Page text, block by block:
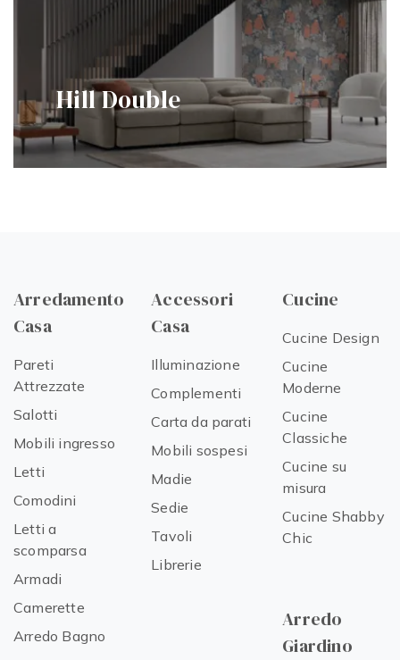
Hill Double
Arredamento
Casa
Pareti
Attrezzate
Salotti
Mobili ingresso
Letti
Comodini
Letti a
scomparsa
Armadi
Camerette
Arredo Bagno
Accessori
Casa
Illuminazione
Complementi
Carta da parati
Mobili sospesi
Madie
Sedie
Tavoli
Librerie
Cucine
Cucine Design
Cucine
Moderne
Cucine
Classiche
Cucine su
misura
Cucine Shabby
Chic
Arredo
Giardino